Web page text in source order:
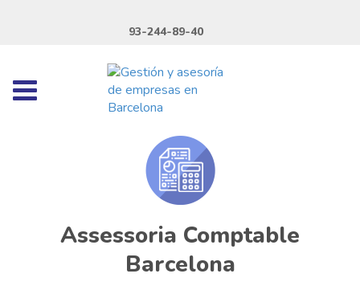
93-244-89-40
Assessoria Comptable
Barcelona